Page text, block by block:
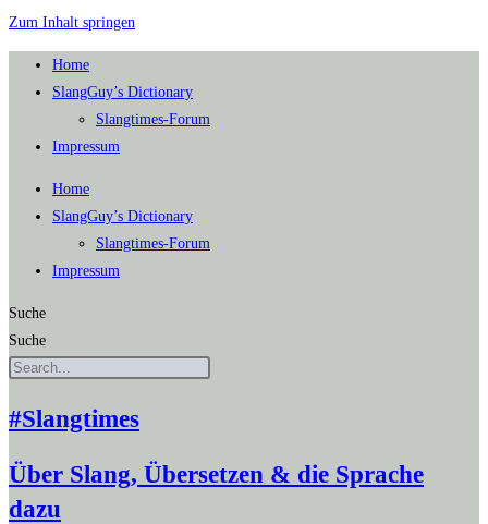
Zum Inhalt springen
Home
SlangGuy’s Dic­tion­a­ry
Slang­times-Forum
Impres­sum
Home
SlangGuy’s Dic­tion­a­ry
Slang­times-Forum
Impres­sum
Suche
Suche
#Slangtimes
Über Slang, Übersetzen & die Sprache
dazu